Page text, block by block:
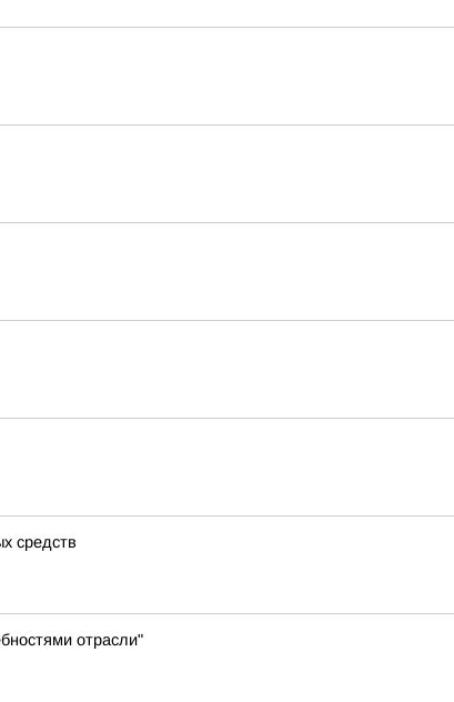
средств
отрасли"